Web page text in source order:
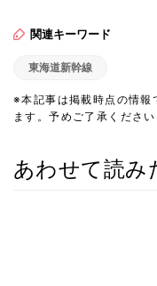
関連キーワード
東海道新幹線
※本記事は掲載時点の情報
ます。予めご了承ください
あわせて読み